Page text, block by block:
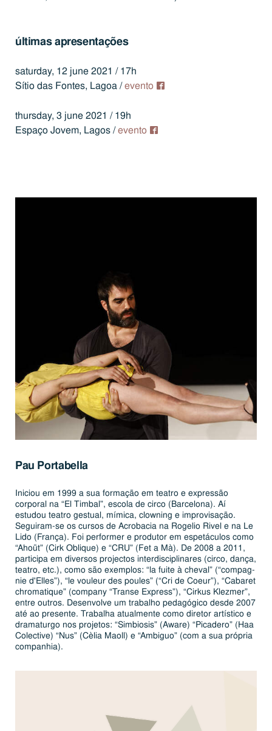
últimas apresentações
saturday, 12 june 2021 / 17h
Sítio das Fontes, Lagoa /evento
thursday, 3 june 2021 / 19h
Espaço Jovem, Lagos /evento
Pau Por­ta­bella
Iniciou em 1999 a sua formação em teatro e ex­pres­são
corporal na “El Timbal”, escola de circo (Bar­ce­lona). Aí
estudou teatro gestual, mímica, clowning e im­pro­vi­sa­ção.
Seguiram-se os cursos de Acro­ba­cia na Rogelio Rivel e na Le
Lido (França). Foi per­for­mer e produtor em es­pe­tá­cu­los como
“Ahoüt” (Cirk Oblique) e “CRU” (Fet a Mà). De 2008 a 2011,
par­ti­cipa em diversos pro­jec­tos in­ter­dis­ci­pli­na­res (circo, dança,
teatro, etc.), como são exemplos: “la fuite à cheval” (“com­pag­
nie d'Elles”), “le vouleur des poules” (“Cri de Coeur”), “Cabaret
ch­ro­ma­ti­que” (company “Transe Express”), “Cirkus Klezmer”,
entre outros. De­sen­volve um trabalho pe­da­gó­gico desde 2007
até ao presente. Trabalha atu­al­mente como diretor ar­tís­tico e
dra­ma­turgo nos projetos: “Sim­bi­o­sis” (Aware) “Picadero” (Haa
Co­lec­tive) “Nus” (Cèlia Maoll) e “Ambiguo” (com a sua própria
com­pa­nhia).